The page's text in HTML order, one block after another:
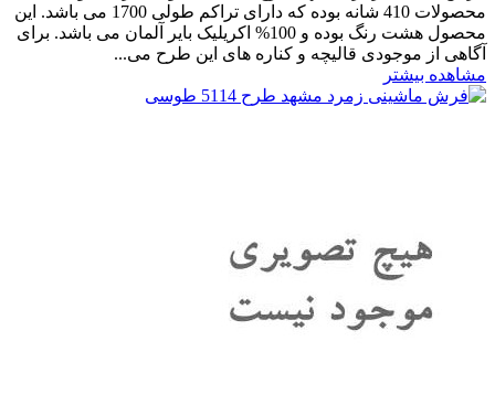
محصولات 410 شانه بوده که دارای تراکم طولی 1700 می باشد. این
محصول هشت رنگ بوده و 100% اکریلیک بایر آلمان می باشد. برای
آگاهی از موجودی قالیچه و کناره های این طرح می...
مشاهده بیشتر